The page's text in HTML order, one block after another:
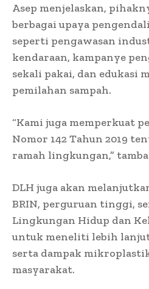
Asep menjelaskan,
berbagai upaya
seperti pengawasan
kendaraan, kampanye
sekali pakai, dan edukasi
pemilahan sampah.
“Kami juga memperkuat
Nomor 142 Tahun 2019
ramah lingkungan,”
DLH juga akan
BRIN, perguruan tinggi,
Lingkungan Hidup dan
untuk meneliti lebih
serta dampak
masyarakat.